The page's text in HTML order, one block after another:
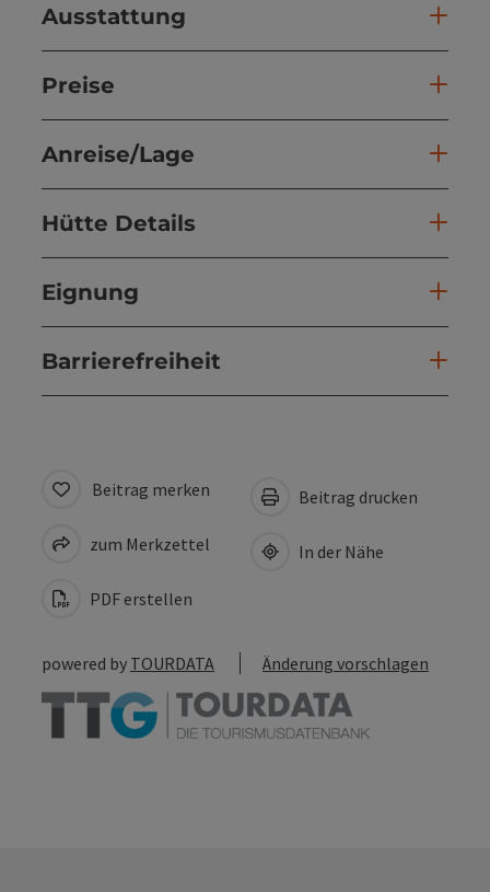
Ausstattung
Preise
Anreise/Lage
Hütte Details
Eignung
Barrierefreiheit
Beitrag merken
zum Merkzettel
PDF erstellen
Beitrag drucken
In der Nähe
powered by TOURDATA Änderung vorschlagen